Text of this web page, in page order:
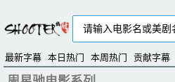
最新字幕 本日热门 本周热门 贡献字幕